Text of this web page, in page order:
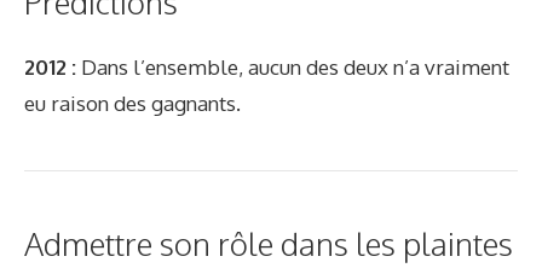
2012 : Dans l’ensemble, aucun des deux n’a vraiment
eu raison des gagnants.
Admettre son rôle dans les plaintes